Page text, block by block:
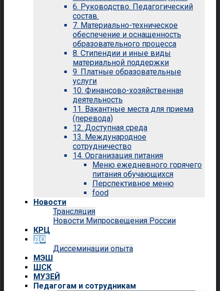
6. Руководство. Педагогический
состав.
7. Материально-техническое
обеспечение и оснащенность
образовательного процесса
8. Стипендии и иные виды
материальной поддержки
9. Платные образовательные
услуги
10. Финансово-хозяйственная
деятельность
11. Вакантные места для приема
(перевода)
12. Доступная среда
13. Международное
сотрудничество
14. Организация питания
Меню ежедневного горячего
питания обучающихся
Перспективное меню
food
Новости
Трансляция
Новости Мипросвещения России
КРЦ
ДО
Диссеминации опыта
МЭШ
ШСК
МУЗЕЙ
Педагогам и сотрудникам